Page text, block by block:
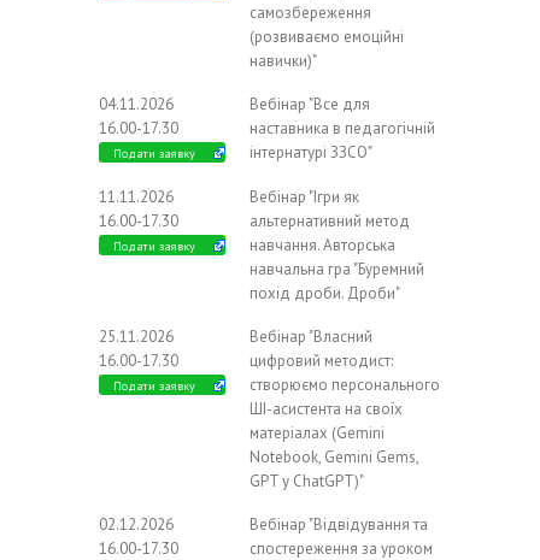
самозбереження
(розвиваємо емоційні
навички)"
04.11.2026
16.00-17.30
Подати заявку
Вебінар "Все для
наставника в педагогічній
інтернатурі ЗЗСО"
11.11.2026
16.00-17.30
Подати заявку
Вебінар "Ігри як
альтернативний метод
навчання. Авторська
навчальна гра "Буремний
похід дроби. Дроби"
25.11.2026
16.00-17.30
Подати заявку
Вебінар "Власний
цифровий методист:
створюємо персонального
ШІ-асистента на своїх
матеріалах (Gemini
Notebook, Gemini Gems,
GPT у ChatGPT)"
02.12.2026
16.00-17.30
Вебінар "Відвідування та
спостереження за уроком